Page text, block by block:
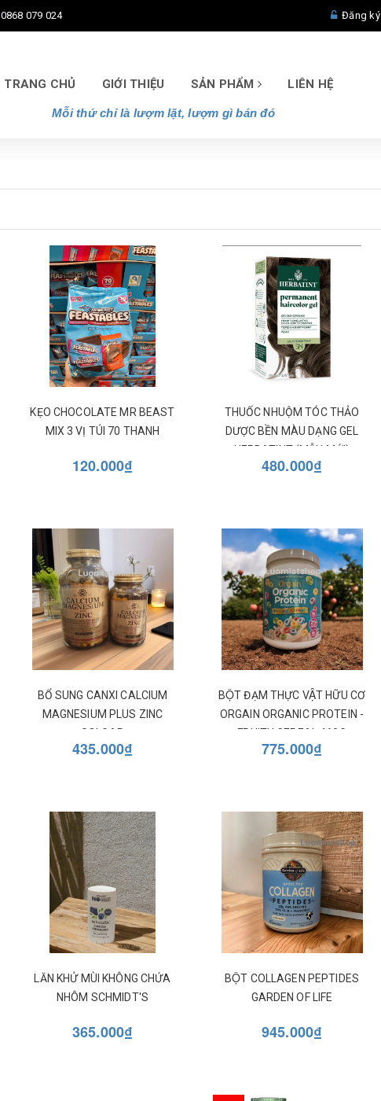
0868 079 024 Đăng ký
TRANG CHỦ GIỚI THIỆU SẢN PHẨM LIÊN HỆ
Mỗi thứ chỉ là lượm lặt, lượm gì bán đó
KẸO CHOCOLATE MR BEAST
MIX 3 VỊ TÚI 70 THANH
120.000₫
THUỐC NHUỘM TÓC THẢO
DƯỢC BỀN MÀU DẠNG GEL
HERBATINT (MẪU MỚI)
480.000₫
BỔ SUNG CANXI CALCIUM
MAGNESIUM PLUS ZINC
SOLGAR
435.000₫
BỘT ĐẠM THỰC VẬT HỮU CƠ
ORGAIN ORGANIC PROTEIN -
FRUITY CEREAL 462G
775.000₫
LĂN KHỬ MÙI KHÔNG CHỨA
NHÔM SCHMIDT'S
365.000₫
BỘT COLLAGEN PEPTIDES
GARDEN OF LIFE
945.000₫